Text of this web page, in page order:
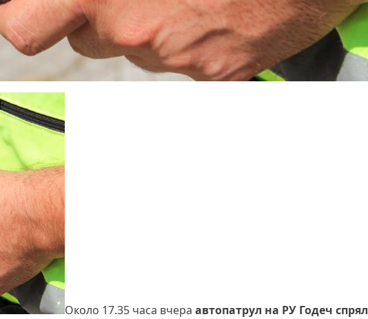
Около 17.35 часа вчера автопатрул на РУ Годеч спрял